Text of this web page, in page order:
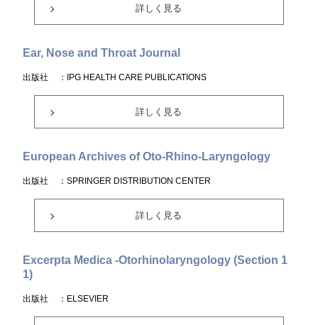
詳しく見る
Ear, Nose and Throat Journal
出版社 ：IPG HEALTH CARE PUBLICATIONS
詳しく見る
European Archives of Oto-Rhino-Laryngology
出版社 ：SPRINGER DISTRIBUTION CENTER
詳しく見る
Excerpta Medica -Otorhinolaryngology (Section 1
1)
出版社 ：ELSEVIER